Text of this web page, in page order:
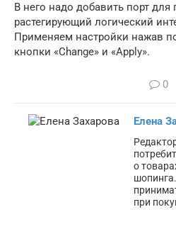
В него надо добавить порт для
растегирующий логический
Применяем настройки нажав
кнопки «Change» и «Apply».
0
Елена
о
при